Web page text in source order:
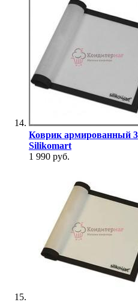
Коврик армированный
Silikomart
1 990 руб.